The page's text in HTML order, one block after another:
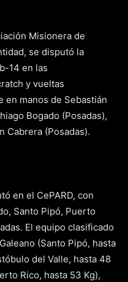
Misionera de
se disputó la
14 en las
y vueltas
en manos de Sebastián
Bogado (Posadas),
Cabrera (Posadas).
en el CePARD, con
Santo Pipó, Puerto
El equipo clasificado
(Santo Pipó, hasta
del Valle, hasta 48
Rico, hasta 53 Kg),